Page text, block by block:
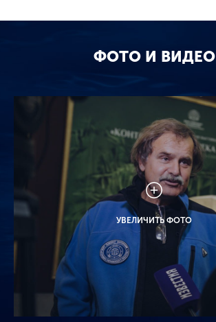
ФОТО И ВИДЕО
УВЕЛИЧИТЬ ФОТО